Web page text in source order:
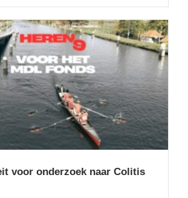
voor onderzoek naar Colitis